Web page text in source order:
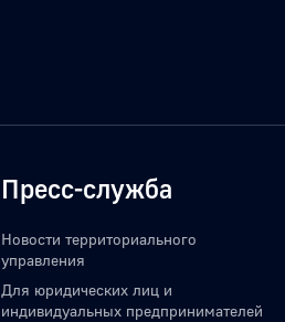
Пресс-служба
Новости территориального
управления
Для юридических лиц и
индивидуальных предпринимателей